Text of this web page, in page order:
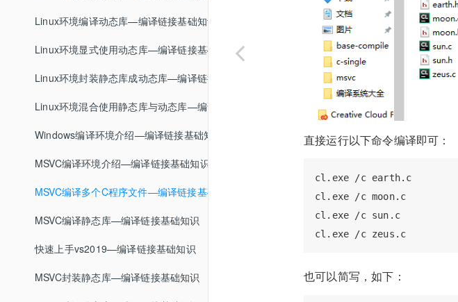
FLV封装格式—音视频基础知识
MP4封装格式—音视频基础知识
MPEG-TS封装格式—音视频基础知识
MKV封装格式
封装格式总结
ffplay基本使用—FFmpeg基础
ffprobe基本使用—FFmpeg基础
FFmpeg学习资料推荐—FFmpeg基础
Linux环境编译动态库—编译链接基础知识
Linux环境显式使用动态库—编译链接基础知识
Linux环境封装静态库成动态库—编译链接基础知识
Linux环境混合使用静态库与动态库—编译链接基础知识
Windows编译环境介绍—编译链接基础知识
MSVC编译环境介绍—编译链接基础知识
MSVC编译多个C程序文件—编译链接基础知识
MSVC编译静态库—编译链接基础知识
快速上手vs2019—编译链接基础知识
MSVC封装静态库—编译链接基础知识
直接运行以下命令编译即可：
cl.exe /c earth.c
cl.exe /c moon.c
cl.exe /c sun.c
也可以简写，如下：